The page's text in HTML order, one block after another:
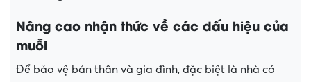
Nâng cao nhận thức về các dấu hiệu của
muỗi
Để bảo vệ bản thân và gia đình, đặc biệt là nhà có